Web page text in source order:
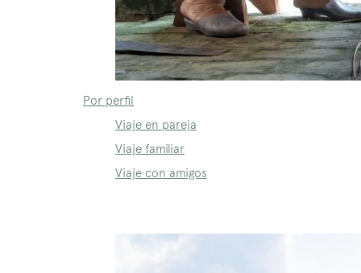
Por perfil
Viaje en pareja
Viaje familiar
Viaje con amigos